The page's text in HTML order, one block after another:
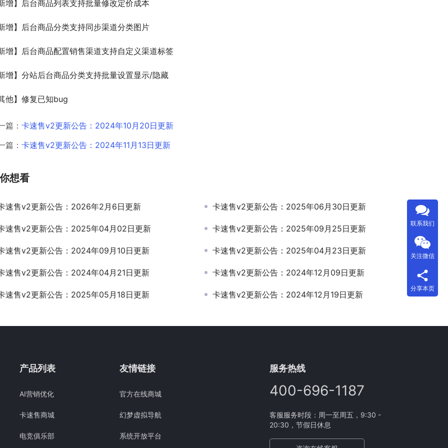
新增】后台商品列表支持批量修改定价成本
新增】后台商品分类支持同步渠道分类图片
新增】后台商品配置销售渠道支持自定义渠道标签
新增】分站后台商品分类支持批量设置显示/隐藏
其他】修复已知bug
篇： 卡速售v2更新公告：2024年10月20日更新
篇： 卡速售v2更新公告：2024年11月13日更新
想看
速售v2更新公告：2026年2月6日更新 卡速售v2更新公告：2025年06月30日更新
速售v2更新公告：2025年04月02日更新 卡速售v2更新公告：2025年09月25日更新
速售v2更新公告：2024年09月10日更新 卡速售v2更新公告：2025年04月23日更新
速售v2更新公告：2024年04月21日更新 卡速售v2更新公告：2024年12月09日更新
速售v2更新公告：2025年05月18日更新 卡速售v2更新公告：2024年12月19日更新
产品列表
AI营销优化
卡速售商城
电竞俱乐部
友情链接
官方在线商城
幻梦虚拟导航
系统开放平台
服务热线
400-696-1187
客服服务时段：周一至周五，9:30 -
20:30，节假日休息
联系我们
关注微信
分享本页